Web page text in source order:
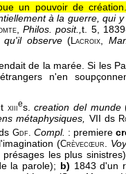
un pouvoir de création.
à la guerre, qui
,Philos. posit.,t. 5,
observe(Lacroix,
de la marée. Si les
n'en
xiiies.creation del munde
métaphysiques, VII ds
Gdf. Compl. : premiere
(Crèvecœur
présages les plus
la parole); b) 1843 d'un